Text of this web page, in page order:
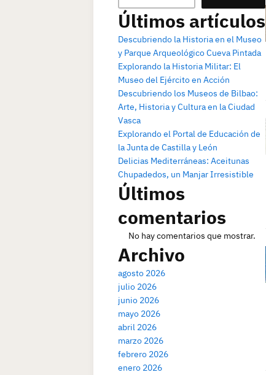
Últimos artículos
Descubriendo la Historia en el Museo
y Parque Arqueológico Cueva Pintada
Explorando la Historia Militar: El
Museo del Ejército en Acción
Descubriendo los Museos de Bilbao:
Arte, Historia y Cultura en la Ciudad
Vasca
Explorando el Portal de Educación de
la Junta de Castilla y León
Delicias Mediterráneas: Aceitunas
Chupadedos, un Manjar Irresistible
Últimos
comentarios
No hay comentarios que mostrar.
Archivo
agosto 2026
julio 2026
junio 2026
mayo 2026
abril 2026
marzo 2026
febrero 2026
enero 2026